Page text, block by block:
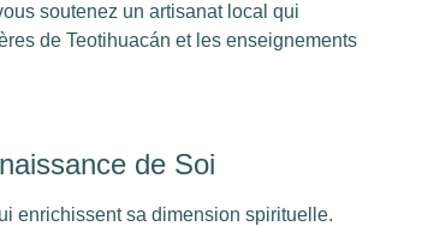
soutenez un artisanat local qui
de Teotihuacán et les enseignements
de Soi
enrichissent sa dimension spirituelle.